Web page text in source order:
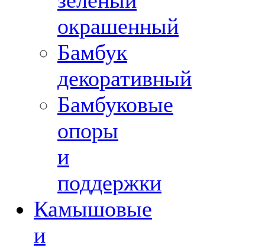
окрашенный
Бамбук
декоративный
Бамбуковые
опоры
и
поддержки
Камышовые
и